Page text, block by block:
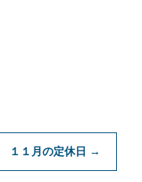
１１月の定休日 →